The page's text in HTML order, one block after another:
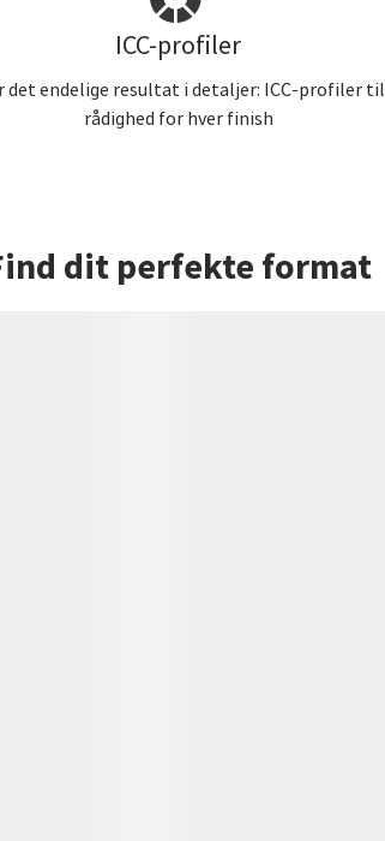
ICC-profiler
det endelige resultat i detaljer: ICC-profiler til
rådighed for hver finish
dit perfekte format